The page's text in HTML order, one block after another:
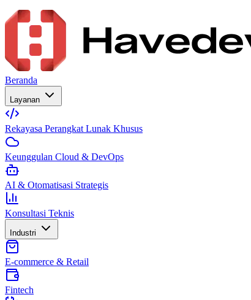
Beranda
Layanan
Rekayasa Perangkat Lunak Khusus
Keunggulan Cloud & DevOps
AI & Otomatisasi Strategis
Konsultasi Teknis
Industri
E-commerce & Retail
Fintech